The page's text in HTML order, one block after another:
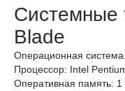
Системные
Blade
Операционная
Процессор: Intel
Оперативная память: 1